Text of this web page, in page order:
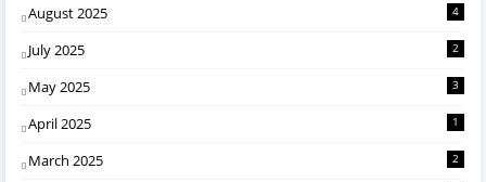
August 2025 4
July 2025 2
May 2025 3
April 2025 1
March 2025 2